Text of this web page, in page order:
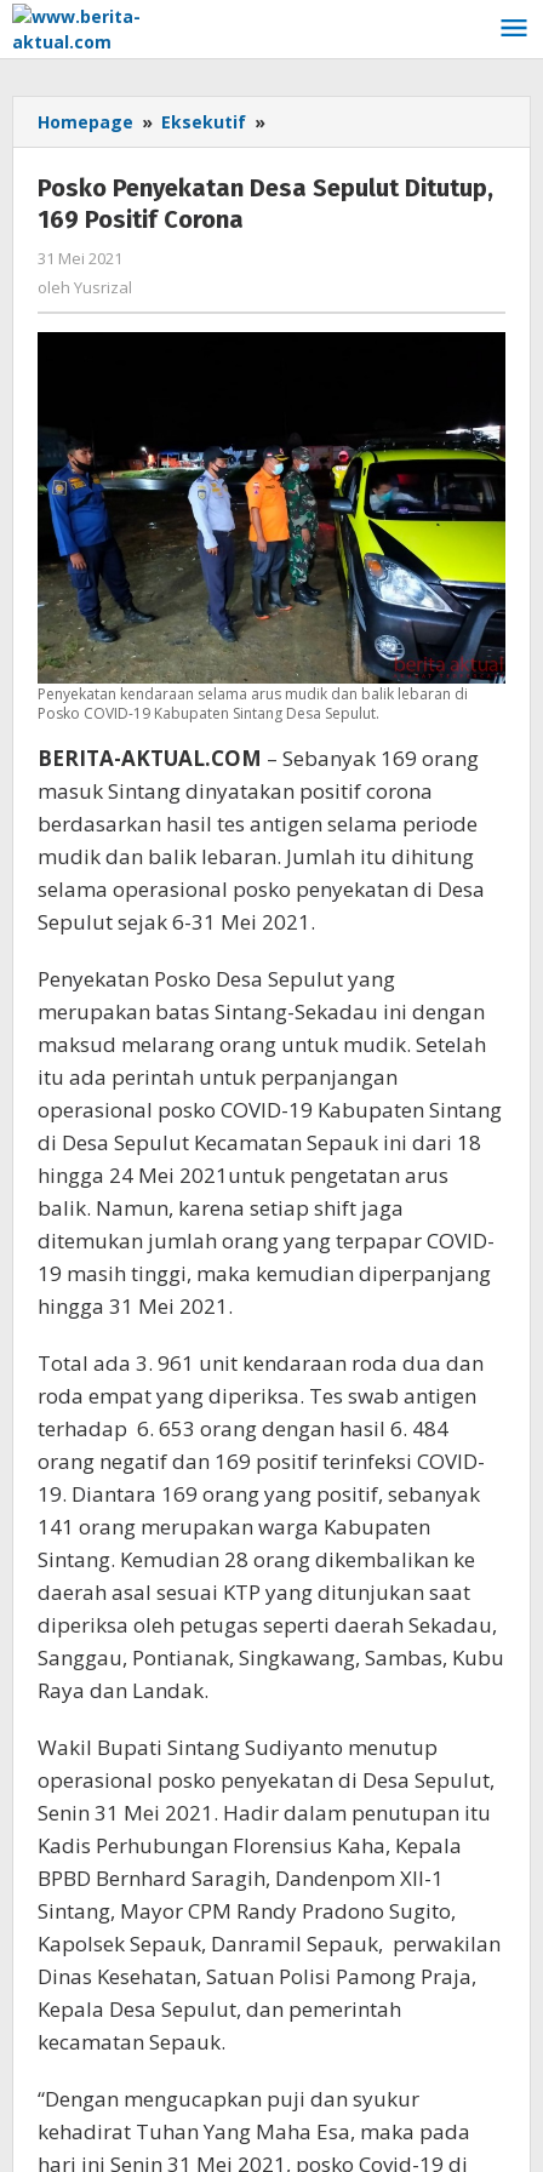
Lewati
ke
konten
Homepage » Eksekutif »
Penyekatan
Sepulut
Posko Penyekatan Desa Sepulut Ditutup,
169 Positif Corona
31 Mei 2021
oleh Yusrizal
Penyekatan kendaraan selama arus mudik dan balik lebaran di
Posko COVID-19 Kabupaten Sintang Desa Sepulut.
BERITA-AKTUAL.COM – Sebanyak 169 orang
masuk Sintang dinyatakan positif corona
berdasarkan hasil tes antigen selama periode
mudik dan balik lebaran. Jumlah itu dihitung
selama operasional posko penyekatan di Desa
Sepulut sejak 6-31 Mei 2021.
Penyekatan Posko Desa Sepulut yang
merupakan batas Sintang-Sekadau ini dengan
maksud melarang orang untuk mudik. Setelah
itu ada perintah untuk perpanjangan
operasional posko COVID-19 Kabupaten Sintang
di Desa Sepulut Kecamatan Sepauk ini dari 18
hingga 24 Mei 2021untuk pengetatan arus
balik. Namun, karena setiap shift jaga
ditemukan jumlah orang yang terpapar COVID-
19 masih tinggi, maka kemudian diperpanjang
hingga 31 Mei 2021.
Total ada 3. 961 unit kendaraan roda dua dan
roda empat yang diperiksa. Tes swab antigen
terhadap 6. 653 orang dengan hasil 6. 484
orang negatif dan 169 positif terinfeksi COVID-
19. Diantara 169 orang yang positif, sebanyak
141 orang merupakan warga Kabupaten
Sintang. Kemudian 28 orang dikembalikan ke
daerah asal sesuai KTP yang ditunjukan saat
diperiksa oleh petugas seperti daerah Sekadau,
Sanggau, Pontianak, Singkawang, Sambas, Kubu
Raya dan Landak.
Wakil Bupati Sintang Sudiyanto menutup
operasional posko penyekatan di Desa Sepulut,
Senin 31 Mei 2021. Hadir dalam penutupan itu
Kadis Perhubungan Florensius Kaha, Kepala
BPBD Bernhard Saragih, Dandenpom XII-1
Sintang, Mayor CPM Randy Pradono Sugito,
Kapolsek Sepauk, Danramil Sepauk, perwakilan
Dinas Kesehatan, Satuan Polisi Pamong Praja,
Kepala Desa Sepulut, dan pemerintah
kecamatan Sepauk.
“Dengan mengucapkan puji dan syukur
kehadirat Tuhan Yang Maha Esa, maka pada
hari ini Senin 31 Mei 2021, posko Covid-19 di